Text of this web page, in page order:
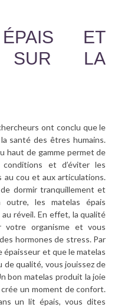
ET
SUR LA
ont conclu que le
santé des êtres humains.
haut de gamme permet de
et d’éviter les
au cou et aux articulations.
dormir tranquillement et
les matelas épais
réveil. En effet, la qualité
votre organisme et vous
hormones de stress. Par
épaisseur et que le matelas
qualité, vous jouissez de
bon matelas produit la joie
un moment de confort.
un lit épais, vous dites